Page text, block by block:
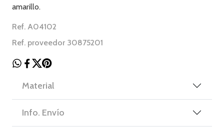
amarillo.
Ref. A04102
Ref. proveedor 30875201
Material
Info. Envío